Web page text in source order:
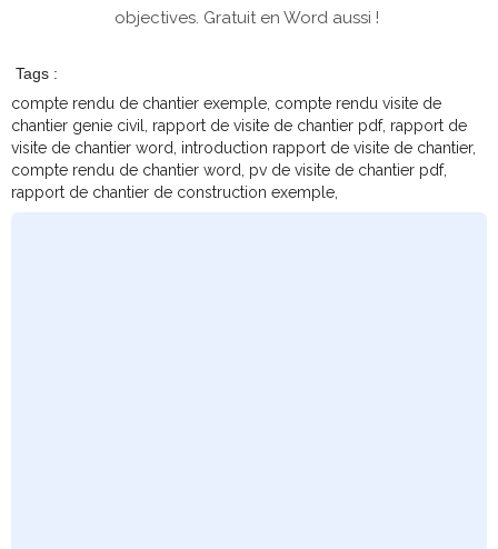
objectives. Gratuit en Word aussi !
Tags :
compte rendu de chantier exemple, compte rendu visite de
chantier genie civil, rapport de visite de chantier pdf, rapport de
visite de chantier word, introduction rapport de visite de chantier,
compte rendu de chantier word, pv de visite de chantier pdf,
rapport de chantier de construction exemple,